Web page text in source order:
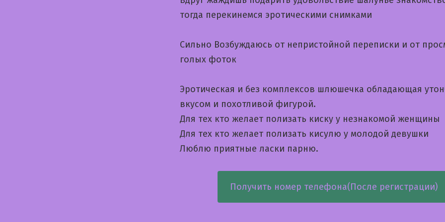
тогда перекинемся эротическими снимками
Сильно Возбуждаюсь от непристойной переписки и от
голых фоток
Эротическая и без комплексов шлюшечка обладающая
вкусом и похотливой фигурой.
Для тех кто желает полизать киску у незнакомой женщины
Для тех кто желает полизать кисулю у молодой девушки
Люблю приятные ласки парню.
Получить номер телефона(После регистрации)